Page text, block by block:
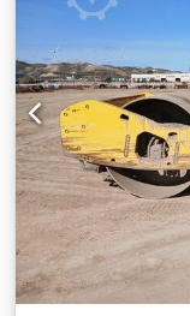
funcionamiento
preparado para
optimizar tu
Tipología: Ligera
de tambor: 700
depósito: 35 l CE